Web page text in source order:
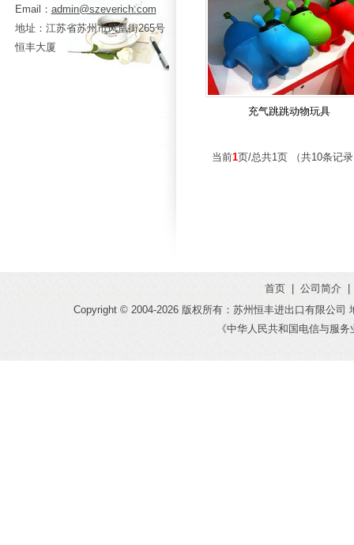
Email： admin@szeverich.com
地址：江苏省苏州市凤凰街265号
恒丰大厦
充气跳跳动物玩具
当前1页/总共1页 （共10条记
首页 公司简介
Copyright © 2004-2026 版权所有：苏州恒丰进出口有限公司
《中华人民共和国电信与服